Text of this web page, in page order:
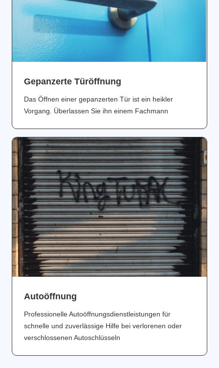
Gepanzerte Türöffnung
Das Öffnen einer gepanzerten Tür ist ein heikler
Vorgang. Überlassen Sie ihn einem Fachmann
Аutoöffnung
Professionelle Autoöffnungsdienstleistungen für
schnelle und zuverlässige Hilfe bei verlorenen oder
verschlossenen Autoschlüsseln